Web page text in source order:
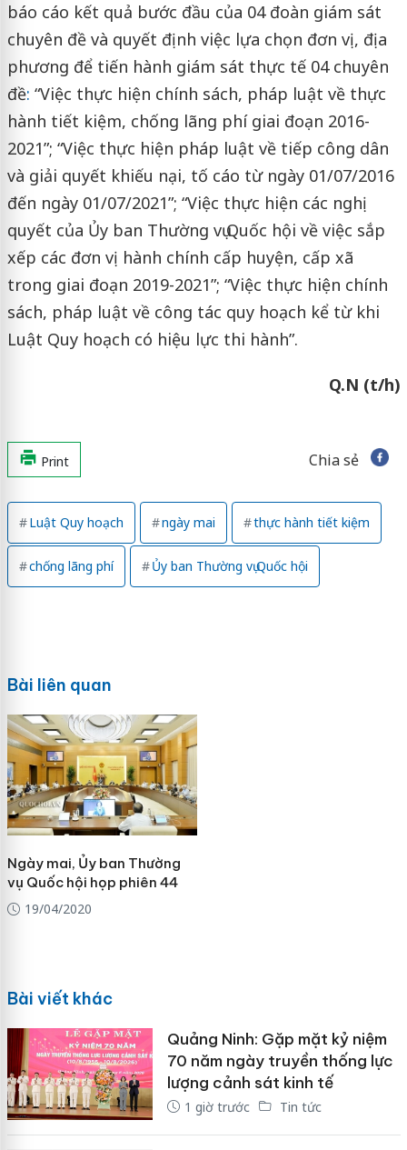
báo cáo kết quả bước đầu của 04 đoàn giám sát
chuyên đề và quyết định việc lựa chọn đơn vị, địa
phương để tiến hành giám sát thực tế 04 chuyên
đề: “Việc thực hiện chính sách, pháp luật về thực
hành tiết kiệm, chống lãng phí giai đoạn 2016-
2021”; “Việc thực hiện pháp luật về tiếp công dân
và giải quyết khiếu nại, tố cáo từ ngày 01/07/2016
đến ngày 01/07/2021”; “Việc thực hiện các nghị
quyết của Ủy ban Thường vụ Quốc hội về việc sắp
xếp các đơn vị hành chính cấp huyện, cấp xã
trong giai đoạn 2019-2021”; “Việc thực hiện chính
sách, pháp luật về công tác quy hoạch kể từ khi
Luật Quy hoạch có hiệu lực thi hành”.
Q.N (t/h)
Print Chia sẻ
Luật Quy hoạch ngày mai thực hành tiết kiệm
chống lãng phí Ủy ban Thường vụ Quốc hội
Bài liên quan
Ngày mai, Ủy ban Thường
vụ Quốc hội họp phiên 44
19/04/2020
Bài viết khác
Quảng Ninh: Gặp mặt kỷ niệm
70 năm ngày truyền thống lực
lượng cảnh sát kinh tế
1 giờ trước Tin tức